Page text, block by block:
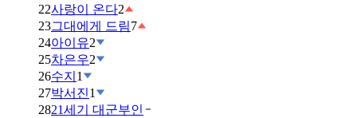
22사랑이 온다2
23그대에게 드림7
24아이유2
25차은우2
26수지 1
27박서진1
2821세기 대군부인